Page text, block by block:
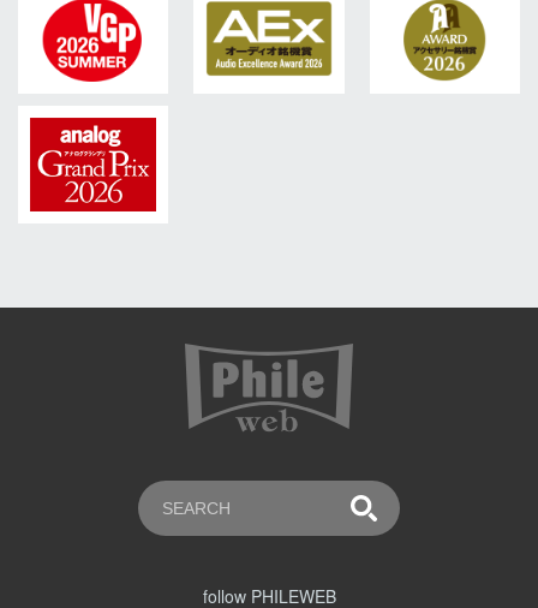
follow PHILEWEB